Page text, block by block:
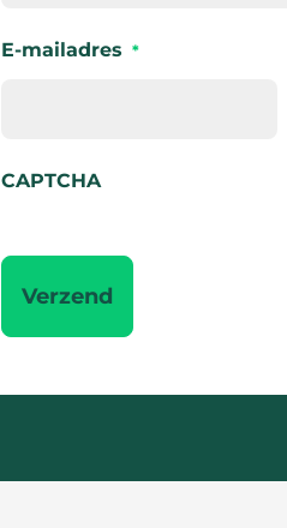
E-mailadres *
CAPTCHA